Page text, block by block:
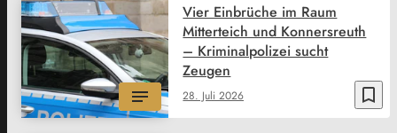
bookmark_border
28. Juli 2026
Vier Einbrüche im Raum
Mitterteich und Konnersreuth
– Kriminalpolizei sucht
Zeugen